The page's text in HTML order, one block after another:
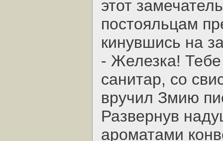
этот
постояльцам
кинувшись на
- Железка! Тебе
санитар, со
вручил Змию
Развернув
ароматами